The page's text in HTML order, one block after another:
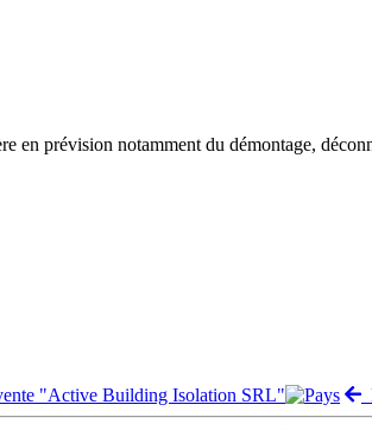
en prévision notamment du démontage,
"Active Building Isolation SRL"